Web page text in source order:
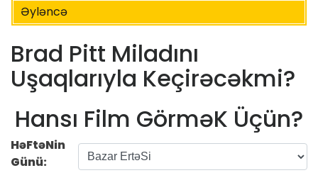
Əyləncə
Brad Pitt Miladını
Uşaqlarıyla Keçirəcəkmi?
Hansı Film GörməK Üçün?
HəFtəNin
Günü: